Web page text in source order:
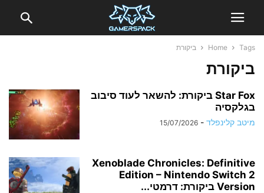
Home Tags ביקורת
ביקורת
Star Fox ביקורת: להשאר לעוד סיבוב
בגלקסיה
מיטב קלינפלד -
15/07/2026
Xenoblade Chronicles: Definitive
Edition – Nintendo Switch 2
Version ביקורת: דרמטי...